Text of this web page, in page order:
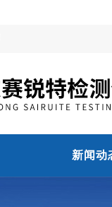
新闻动